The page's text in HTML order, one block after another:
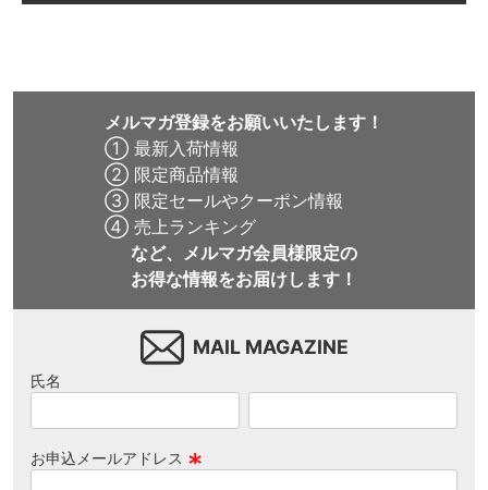
メルマガ登録をお願いいたします！
① 最新入荷情報
② 限定商品情報
③ 限定セールやクーポン情報
④ 売上ランキング
など、メルマガ会員様限定の
お得な情報をお届けします！
MAIL MAGAZINE
氏名
お申込メールアドレス